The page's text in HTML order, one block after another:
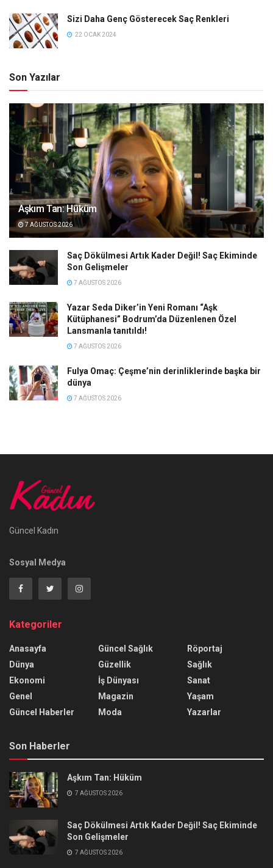
Sizi Daha Genç Gösterecek Saç Renkleri
22 OCAK 2024
Son Yazılar
Aşkım Tan: Hüküm
7 AĞUSTOS 2026
Saç Dökülmesi Artık Kader Değil! Saç Ekiminde
Son Gelişmeler
7 AĞUSTOS 2026
Yazar Seda Diker’in Yeni Romanı “Aşk
Kütüphanesi” Bodrum’da Düzenlenen Özel
Lansmanla tanıtıldı!
7 AĞUSTOS 2026
Fulya Omaç: Çeşme’nin derinliklerinde başka bir
dünya
7 AĞUSTOS 2026
Güncel Kadın
Sosyal Medya
Kategoriler
Anasayfa
Dünya
Ekonomi
Genel
Güncel Haberler
Güncel Sağlık
Güzellik
İş Dünyası
Magazin
Moda
Röportaj
Sağlık
Sanat
Yaşam
Yazarlar
Son Haberler
Aşkım Tan: Hüküm
7 AĞUSTOS 2026
Saç Dökülmesi Artık Kader Değil! Saç Ekiminde
Son Gelişmeler
7 AĞUSTOS 2026